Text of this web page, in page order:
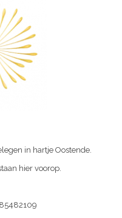
in hartje Oostende.
hier voorop.